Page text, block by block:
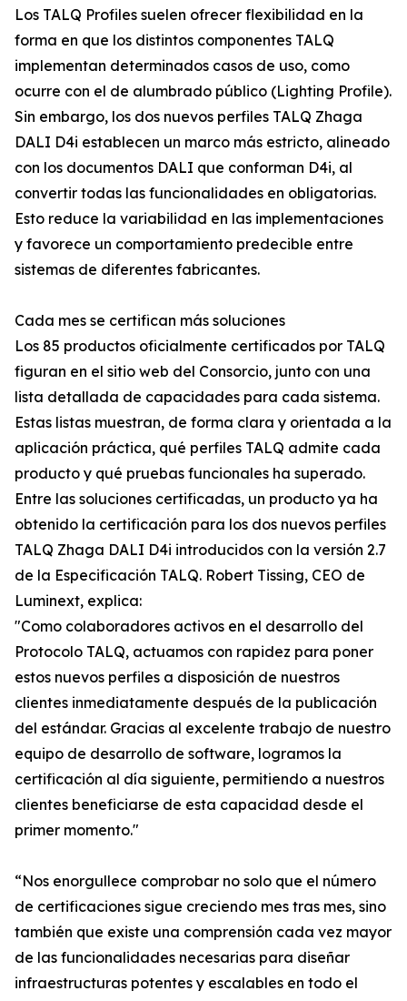
Los TALQ Profiles suelen ofrecer flexibilidad en la
forma en que los distintos componentes TALQ
implementan determinados casos de uso, como
ocurre con el de alumbrado público (Lighting Profile).
Sin embargo, los dos nuevos perfiles TALQ Zhaga
DALI D4i establecen un marco más estricto, alineado
con los documentos DALI que conforman D4i, al
convertir todas las funcionalidades en obligatorias.
Esto reduce la variabilidad en las implementaciones
y favorece un comportamiento predecible entre
sistemas de diferentes fabricantes.
Cada mes se certifican más soluciones
Los 85 productos oficialmente certificados por TALQ
figuran en el sitio web del Consorcio, junto con una
lista detallada de capacidades para cada sistema.
Estas listas muestran, de forma clara y orientada a la
aplicación práctica, qué perfiles TALQ admite cada
producto y qué pruebas funcionales ha superado.
Entre las soluciones certificadas, un producto ya ha
obtenido la certificación para los dos nuevos perfiles
TALQ Zhaga DALI D4i introducidos con la versión 2.7
de la Especificación TALQ. Robert Tissing, CEO de
Luminext, explica:
"Como colaboradores activos en el desarrollo del
Protocolo TALQ, actuamos con rapidez para poner
estos nuevos perfiles a disposición de nuestros
clientes inmediatamente después de la publicación
del estándar. Gracias al excelente trabajo de nuestro
equipo de desarrollo de software, logramos la
certificación al día siguiente, permitiendo a nuestros
clientes beneficiarse de esta capacidad desde el
primer momento."
“Nos enorgullece comprobar no solo que el número
de certificaciones sigue creciendo mes tras mes, sino
también que existe una comprensión cada vez mayor
de las funcionalidades necesarias para diseñar
infraestructuras potentes y escalables en todo el